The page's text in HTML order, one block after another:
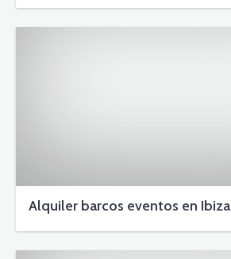
Alquiler barcos eventos en Ibiza